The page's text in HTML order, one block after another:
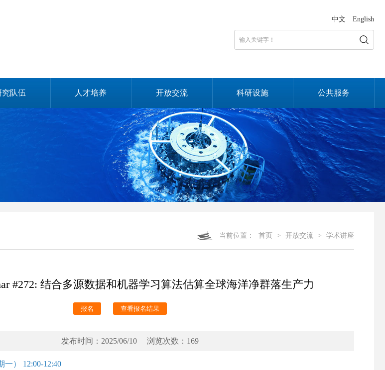
中文 English
究队伍 人才培养 开放交流 科研设施 公共服务
当前位置： 首页 > 开放交流 > 学术讲座
#272: 结合多源数据和机器学习算法估算全球海洋净群落生产力
报名 查看报名结果
发布时间：2025/06/10 浏览次数： 169
一） 12:00-12:40